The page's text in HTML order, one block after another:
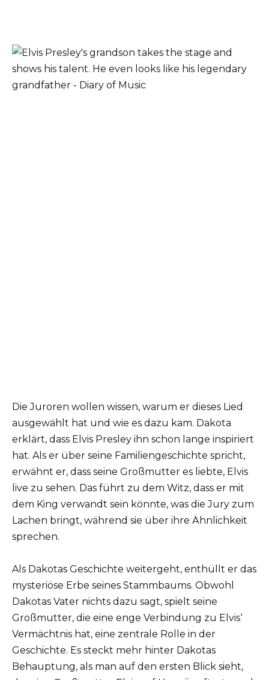
Die Juroren wollen wissen, warum er dieses Lied
ausgewählt hat und wie es dazu kam. Dakota
erklärt, dass Elvis Presley ihn schon lange inspiriert
hat. Als er über seine Familiengeschichte spricht,
erwähnt er, dass seine Großmutter es liebte, Elvis
live zu sehen. Das führt zu dem Witz, dass er mit
dem King verwandt sein könnte, was die Jury zum
Lachen bringt, während sie über ihre Ähnlichkeit
sprechen.
Als Dakotas Geschichte weitergeht, enthüllt er das
mysteriöse Erbe seines Stammbaums. Obwohl
Dakotas Vater nichts dazu sagt, spielt seine
Großmutter, die eine enge Verbindung zu Elvis‘
Vermächtnis hat, eine zentrale Rolle in der
Geschichte. Es steckt mehr hinter Dakotas
Behauptung, als man auf den ersten Blick sieht,